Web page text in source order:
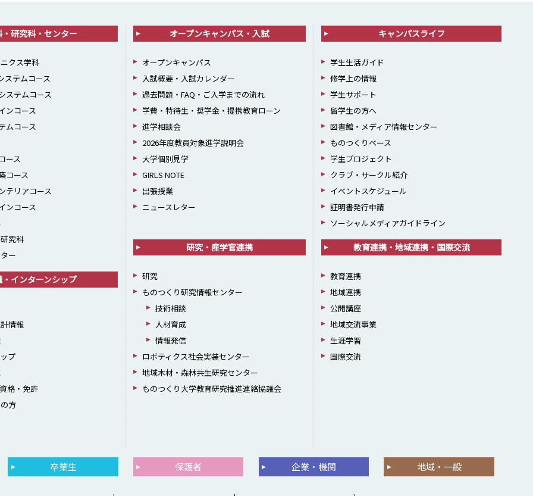
研究科・センター
クス学科
ステムコース
ステムコース
ンコース
ムコース
ース
コース
テリアコース
ンコース
究科
ー
・インターンシップ
情報
プ
・免許
方
オープンキャンパス・入試
オープンキャンパス
入試概要・入試カレンダー
過去問題・FAQ・ご入学までの流れ
学費・特待生・奨学金・提携教育ローン
進学相談会
2026年度教員対象進学説明会
大学個別見学
GIRLS NOTE
出張授業
ニュースレター
研究・産学官連携
研究
ものつくり研究情報センター
技術相談
人材育成
情報発信
ロボティクス社会実装センター
地域木材・森林共生研究センター
ものつくり大学教育研究推進連絡協議会
キャンパスライフ
学生生活ガイド
修学上の情報
学生サポート
留学生の方へ
図書館・メディア情報センター
ものつくりベース
学生プロジェクト
クラブ・サークル紹介
イベントスケジュール
証明書発行申請
ソーシャルメディアガイドライン
教育連携・地域連携・国際交流
教育連携
地域連携
公開講座
地域交流事業
生涯学習
国際交流
卒業生 保護者 企業・機関 地域・一般